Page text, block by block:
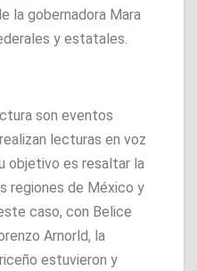
la gobernadora Mara
y estatales.
son eventos
lecturas en voz
objetivo es resaltar la
regiones de México y
caso, con Belice
Arnorld, la
estuvieron y